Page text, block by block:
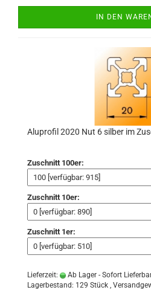
IN DEN
Aluprofil 2020 Nut 6 silber im
Zuschnitt 100er:
Zuschnitt 10er:
Zuschnitt 1er:
Lieferzeit: Ab Lager - Sofort
Lagerbestand: 129 Stück ,